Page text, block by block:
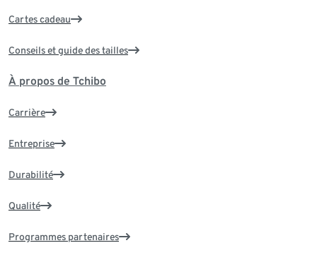
Cartes cadeau
Conseils et guide des tailles
À propos de Tchibo
Carrière
Entreprise
Durabilité
Qualité
Programmes partenaires